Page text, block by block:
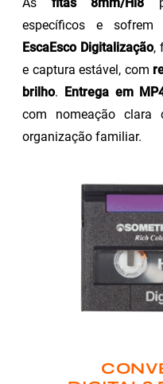
específicos e
EscaEsco Digitalização,
e captura estável, com
brilho. Entrega em
com nomeação
organização familiar.